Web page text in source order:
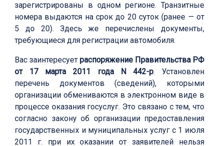
зарегистрированы в одном регионе. Транзитные
номера выдаются на срок до 20 суток (ранее — от
5 до 20). Здесь же перечислены документы,
требующиеся для регистрации автомобиля.
Вас заинтересует распоряжение Правительства РФ
от 17 марта 2011 года N 442-р. Установлен
перечень документов (сведений), которыми
организации обмениваются в электронном виде в
процессе оказания госуслуг. Это связано с тем, что
согласно закону об организации предоставления
государственных и муниципальных услуг с 1 июля
2011 г. при их оказании от заявителей нельзя